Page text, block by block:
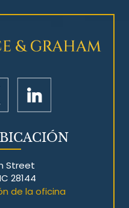
Street
28144
de la oficina